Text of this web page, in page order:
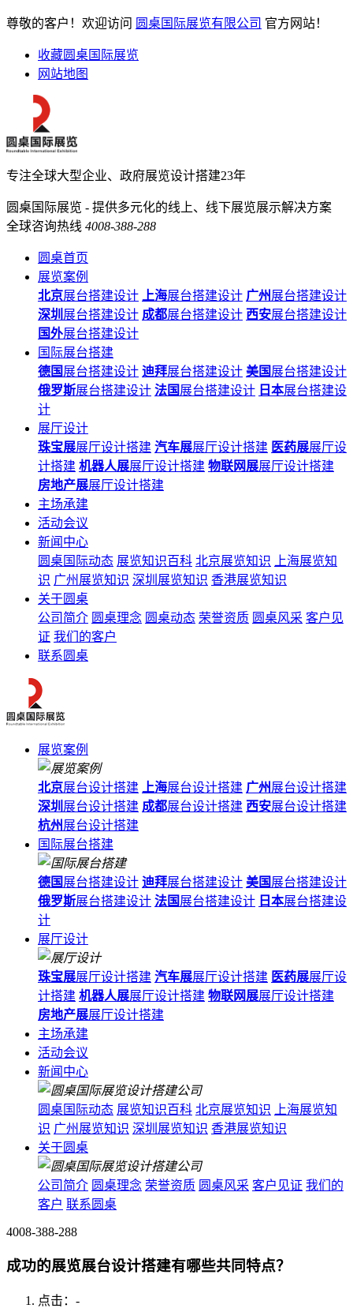
尊敬的客户！欢迎访问 圆桌国际展览有限公司 官方网站！
收藏圆桌国际展览
网站地图
专注全球大型企业、政府展览设计搭建23年
圆桌国际展览 - 提供多元化的线上、线下展览展示解决方案
全球咨询热线 4008-388-288
圆桌首页
展览案例
北京展台搭建设计 上海展台搭建设计 广州展台搭建设计
深圳 展台搭建设计 成都展台搭建设计 西安展台搭建设计
国外展台搭建设计
国际展台搭建
德国 展台搭建设计 迪拜展台搭建设计 美国 展台搭建设计
俄罗斯展台搭建设计 法国 展台搭建设计 日本展台搭建设
计
展厅设计
珠宝展展厅设计搭建 汽车展展厅设计搭建 医药展展厅设
计搭建 机器人展展厅设计搭建 物联网展展厅设计搭建
房地产展展厅设计搭建
主场承建
活动会议
新闻中心
圆桌国际动态 展览知识百科 北京展览知识
上海展览知
识 广州展览知识 深圳展览知识 香港展览知识
关于圆桌
公司简介 圆桌理念 圆桌动态 荣誉资质 圆桌风采 客户见
证 我们的客户
联系圆桌
展览案例
北京展台设计搭建 上海展台设计搭建 广州展台设计搭建
深圳 展台设计搭建 成都展台设计搭建 西安展台设计搭建
杭州展台设计搭建
国际展台搭建
德国 展台搭建设计 迪拜展台搭建设计 美国 展台搭建设计
俄罗斯展台搭建设计 法国 展台搭建设计 日本展台搭建设
计
展厅设计
珠宝展展厅设计搭建 汽车展展厅设计搭建 医药展展厅设
计搭建 机器人展展厅设计搭建 物联网展展厅设计搭建
房地产展展厅设计搭建
主场承建
活动会议
新闻中心
圆桌国际动态 展览知识百科 北京展览知识
上海展览知
识 广州展览知识 深圳展览知识 香港展览知识
关于圆桌
公司简介 圆桌理念 荣誉资质 圆桌风采 客户见证 我们的
客户 联系圆桌
4008-388-288
成功的展览展台设计搭建有哪些共同特点？
点击： -